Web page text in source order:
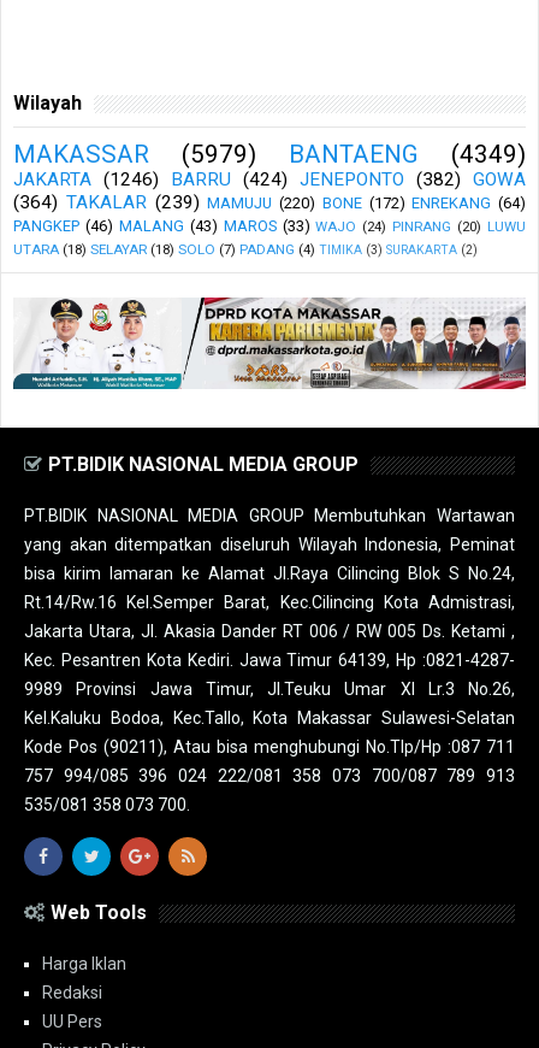
Wilayah
MAKASSAR (5979) BANTAENG (4349)
JAKARTA (1246) BARRU (424) JENEPONTO (382)
GOWA
(364) TAKALAR (239) MAMUJU (220) BONE (172) ENREKANG (64)
PANGKEP (46) MALANG (43) MAROS (33) WAJO (24) PINRANG (20) LUWU
UTARA (18) SELAYAR (18) SOLO (7) PADANG (4) TIMIKA (3) SURAKARTA (2)
PT.BIDIK NASIONAL MEDIA GROUP
PT.BIDIK NASIONAL MEDIA GROUP Membutuhkan Wartawan
yang akan ditempatkan diseluruh Wilayah Indonesia, Peminat
bisa kirim lamaran ke Alamat Jl.Raya Cilincing Blok S No.24,
Rt.14/Rw.16 Kel.Semper Barat, Kec.Cilincing Kota Admistrasi,
Jakarta Utara, Jl. Akasia Dander RT 006 / RW 005 Ds. Ketami ,
Kec. Pesantren Kota Kediri. Jawa Timur 64139, Hp :0821-4287-
9989 Provinsi Jawa Timur, Jl.Teuku Umar XI Lr.3 No.26,
Kel.Kaluku Bodoa, Kec.Tallo, Kota Makassar Sulawesi-Selatan
Kode Pos (90211), Atau bisa menghubungi No.Tlp/Hp :087 711
757 994/085 396 024 222/081 358 073 700/087 789 913
535/081 358 073 700.
Web Tools
Harga Iklan
Redaksi
UU Pers